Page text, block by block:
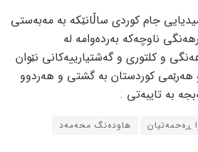
جام کوردی ساڵانێکە بە مەبەستی
ناوچەکە بەردەوامە لە
و کلتوری و گەشتیارییەکانی نێوان
هەرێمی کوردستان بە گشتی و ھەردوو
بە تایبەتی .
ڕەحمەتیان هاودەنگ محەمەد